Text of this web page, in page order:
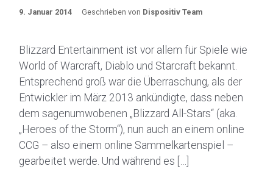
9. Januar 2014 Geschrieben von Dispositiv Team
Blizzard Entertainment ist vor allem für Spiele wie
World of Warcraft, Diablo und Starcraft bekannt.
Entsprechend groß war die Überraschung, als der
Entwickler im März 2013 ankündigte, dass neben
dem sagenumwobenen „Blizzard All-Stars“ (aka.
„Heroes of the Storm“), nun auch an einem online
CCG – also einem online Sammelkartenspiel –
gearbeitet werde. Und während es […]